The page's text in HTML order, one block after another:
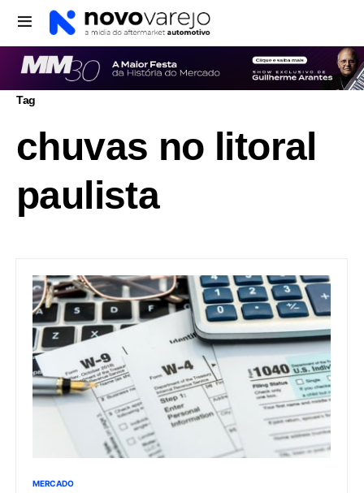
Tag
chuvas no litoral
paulista
MERCADO